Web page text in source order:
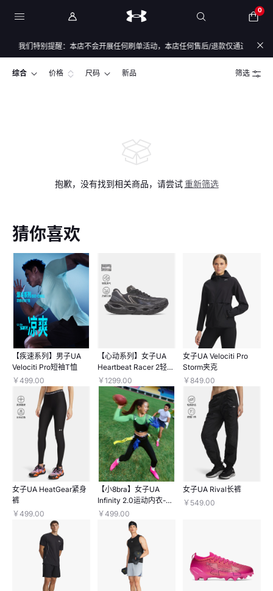
0
，我们特别提醒：本店不会开展任何刷单活动，本店任何售后/退款仅通过店铺
综合 价格 尺码 新品 筛选
抱歉，没有找到相关商品，请尝试 重新筛选
猜你喜欢
【疾速系列】男子UA
Velociti Pro短袖T恤
￥499.00
【心动系列】女子UA
Heartbeat Racer 2轻质
跑鞋
￥1299.00
女子UA Velociti Pro
Storm夹克
￥849.00
女子UA HeatGear紧身
裤
￥499.00
【小8bra】女子UA
Infinity 2.0运动内衣-高
强度
￥499.00
女子UA Rival长裤
￥549.00